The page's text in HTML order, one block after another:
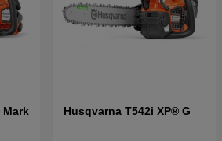
Mark
Husqvarna T542i XP® G